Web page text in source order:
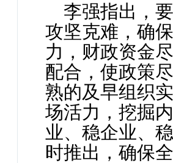
李强指出，
攻坚克难，确
力，财政资金
配合，使政策
熟的及早组织
场活力，挖掘
业、稳企业、
时推出，确保